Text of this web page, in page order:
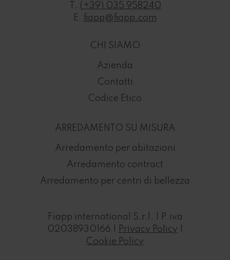
T. (+39) 035 958240
E. fiapp@fiapp.com
CHI SIAMO
Azienda
Contatti
Codice Etico
ARREDAMENTO SU MISURA
Arredamento per abitazioni
Arredamento contract
Arredamento per centri di bellezza
Fiapp international S.r.l. | P.iva
02038930166 |
Privacy Policy
Cookie Policy